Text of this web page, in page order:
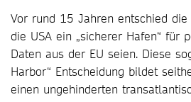
Vor rund 15 Jahren entschied die
die USA ein „sicherer Hafen“ für
Daten aus der EU seien. Diese
Harbor“ Entscheidung bildet
einen ungehinderten